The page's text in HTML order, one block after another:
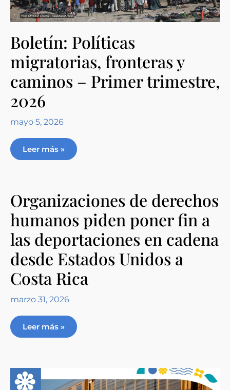
Boletín: Políticas
migratorias, fronteras y
caminos – Primer trimestre,
2026
mayo 5, 2026
Leer más »
Organizaciones de derechos
humanos piden poner fin a
las deportaciones en cadena
desde Estados Unidos a
Costa Rica
marzo 31, 2026
Leer más »